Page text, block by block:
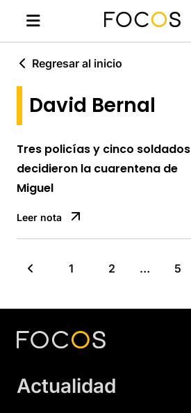
Regresar al inicio
David Bernal
Tres policías y cinco soldados
decidieron la cuarentena de
Miguel
Leer nota
1 2 … 5
Actualidad